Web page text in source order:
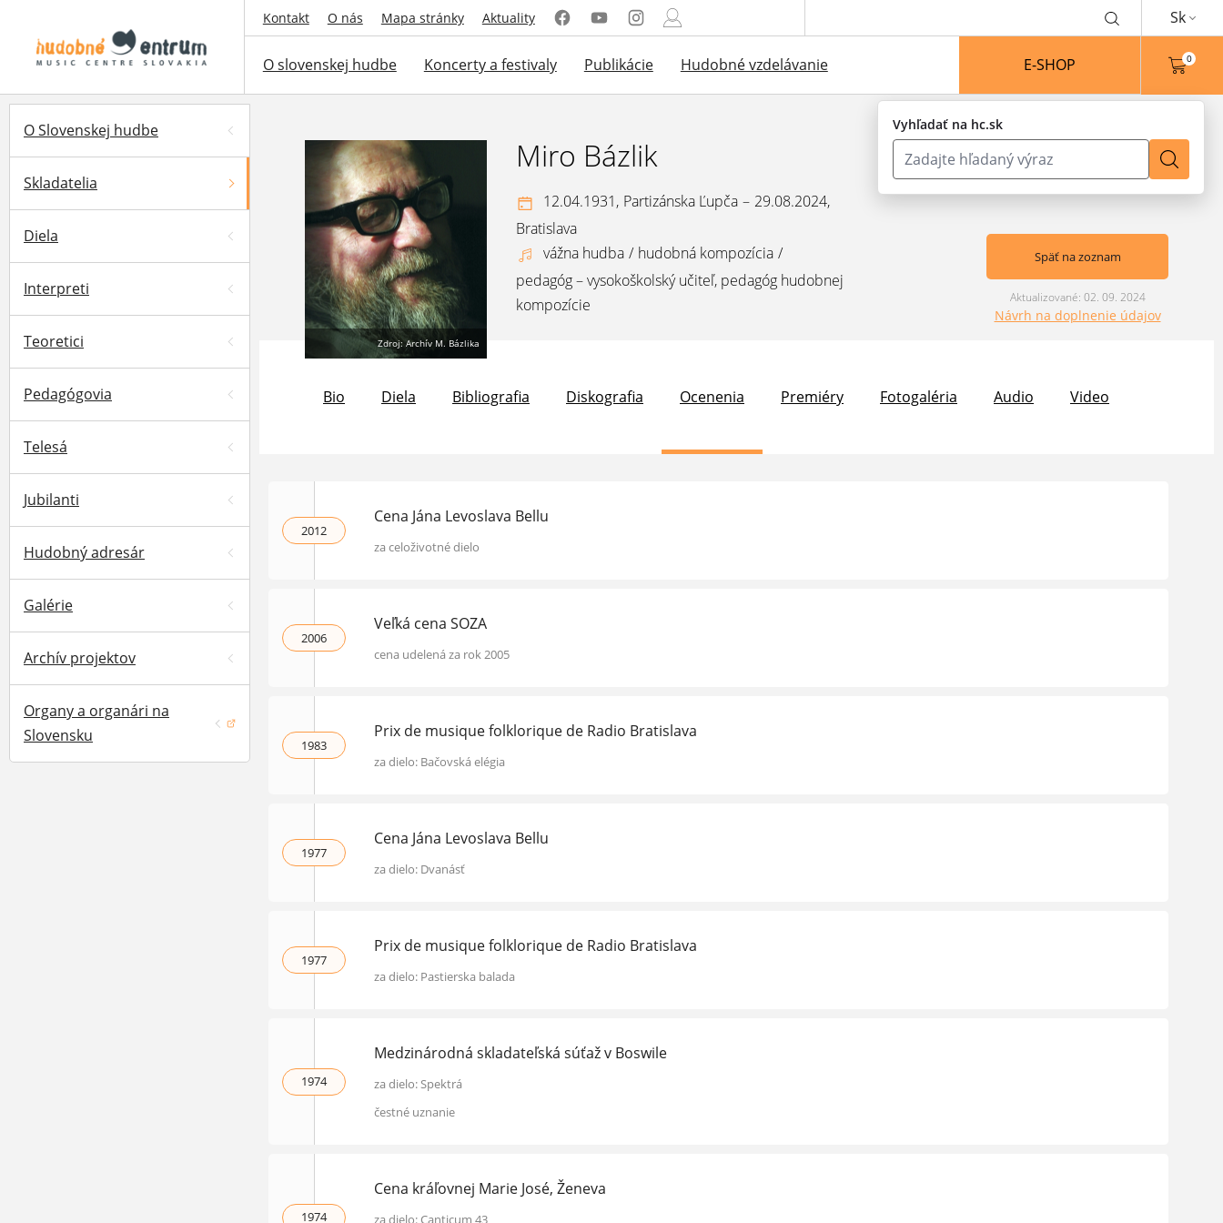
Kontakt O nás Mapa stránky Aktuality
Vyhľadať na hc.sk
Sk
O slovenskej hudbe Koncerty a festivaly Publikácie Hudobné vzdelávanie E-SHOP 0
O Slovenskej hudbe
Skladatelia
Diela
Interpreti
Teoretici
Pedagógovia
Telesá
Jubilanti
Hudobný adresár
Galérie
Archív projektov
Organy a organári na
Slovensku
(otvorí sa v novom okne)
Zdroj: Archív M. Bázlika
Miro Bázlik
12.04.1931, Partizánska Ľupča – 29.08.2024,
Bratislava
vážna hudba / hudobná kompozícia /
pedagóg – vysokoškolský učiteľ, pedagóg hudobnej
kompozície
Späť na zoznam
Aktualizované: 02. 09. 2024
Návrh na doplnenie údajov
Bio Diela Bibliografia Diskografia Ocenenia Premiéry Fotogaléria Audio Video
2012
Cena Jána Levoslava Bellu
za celoživotné dielo
2006
Veľká cena SOZA
cena udelená za rok 2005
1983
Prix de musique folklorique de Radio Bratislava
za dielo: Bačovská elégia
1977
Cena Jána Levoslava Bellu
za dielo: Dvanásť
1977
Prix de musique folklorique de Radio Bratislava
za dielo: Pastierska balada
1974
Medzinárodná skladateľská súťaž v Boswile
za dielo: Spektrá
čestné uznanie
1974
Cena kráľovnej Marie José, Ženeva
za dielo: Canticum 43